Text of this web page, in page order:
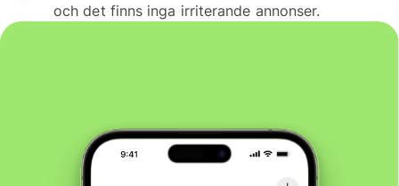
och det finns inga irriterande annonser.